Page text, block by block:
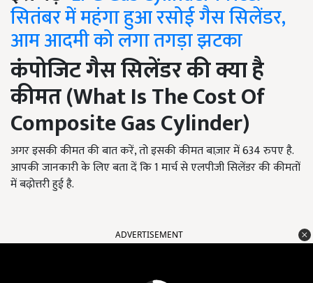
सितंबर में महंगा हुआ रसोई गैस सिलेंडर,
आम आदमी को लगा तगड़ा झटका
कंपोजिट गैस सिलेंडर की क्या है
कीमत (What Is The Cost Of
Composite Gas Cylinder)
अगर इसकी कीमत की बात करें, तो इसकी कीमत बाज़ार में 634 रुपए है.
आपकी जानकारी के लिए बता दें कि 1 मार्च से एलपीजी सिलेंडर की कीमतों
में बढ़ोत्तरी हुई है.
ADVERTISEMENT